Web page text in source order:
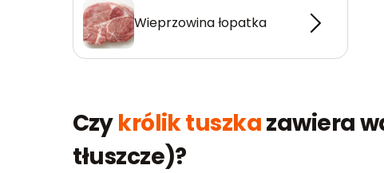
Wieprzowina łopatka
Czykrólik tuszkazawiera
tłuszcze)?